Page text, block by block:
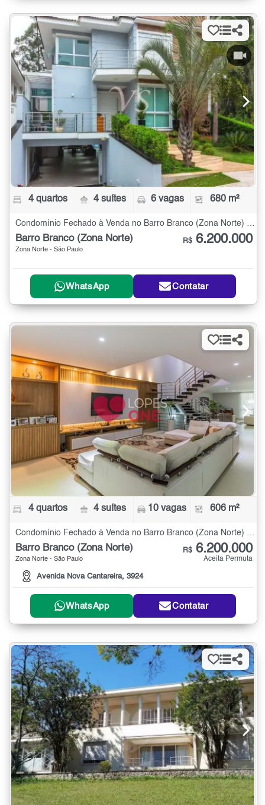
4 quartos 4 suítes 6 vagas 680 m²
Condomínio Fechado à Venda no Barro Branco (Zona Norte) com 4 quartos - 680 m²
Barro Branco (Zona Norte)
Zona Norte - São Paulo
R$ 6.200.000
WhatsApp Contatar
4 quartos 4 suítes 10 vagas 606 m²
Condomínio Fechado à Venda no Barro Branco (Zona Norte) com 4 quartos - 606 m²
Barro Branco (Zona Norte)
Zona Norte - São Paulo
Avenida Nova Cantareira, 3924
R$ 6.200.000
Aceita Permuta
WhatsApp Contatar